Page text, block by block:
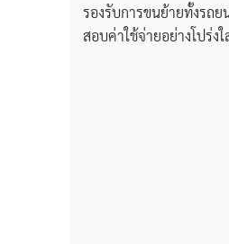
รองรับการขนย้ายทั้งรถ
สอบค่าใช้จ่ายอย่างโปร่ง